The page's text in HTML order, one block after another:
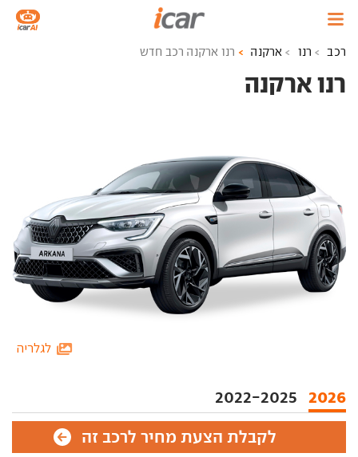
רכב רנו ארקנה רנו ארקנה רכב חדש
רנו ארקנה ‏
2026
2022-2025
לגלריה
לקבלת הצעת מחיר לרכב זה